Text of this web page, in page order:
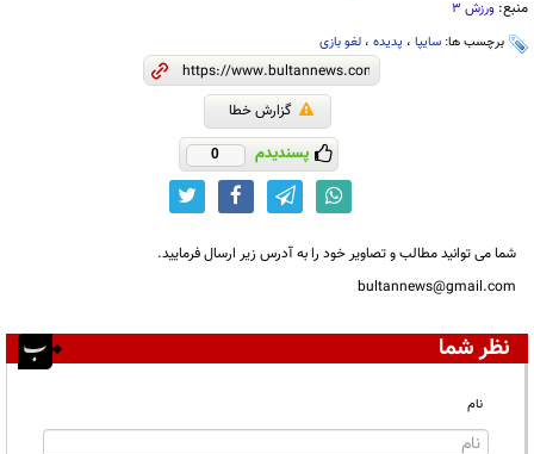
منبع: ورزش 3
برچسب ها: سایپا ، پدیده ، لغو بازی
گزارش خطا
پسندیدم 0
شما می توانید مطالب و تصاویر خود را به آدرس زیر ارسال فرمایید.
bultannews@gmail.com
نظر شما
نام